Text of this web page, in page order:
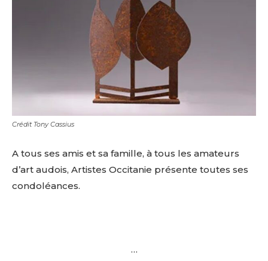
Adresse email*
Crédit Tony Cassius
A tous ses amis et sa famille, à tous les amateurs
d’art audois, Artistes Occitanie présente toutes ses
condoléances.
…